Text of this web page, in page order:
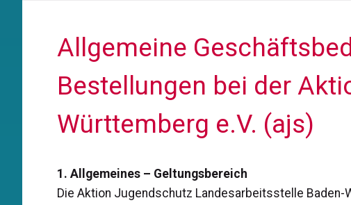
Allgemeine
Bestellungen bei der
Württemberg e.V. (ajs)
1. Allgemeines – Geltungsbereich
Die Aktion Jugendschutz Landesarbeitsstelle